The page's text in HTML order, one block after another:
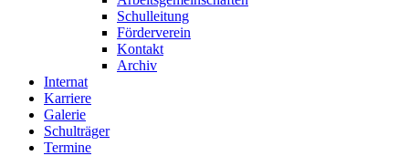
Schulleitung
Förderverein
Kontakt
Archiv
Internat
Karriere
Galerie
Schulträger
Termine